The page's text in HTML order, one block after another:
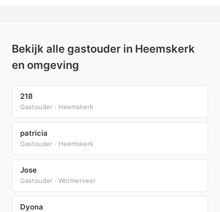
Bekijk alle gastouder in Heemskerk
en omgeving
218
Gastouder · Heemskerk
patricia
Gastouder · Heemskerk
Jose
Gastouder · Wormerveer
Dyona